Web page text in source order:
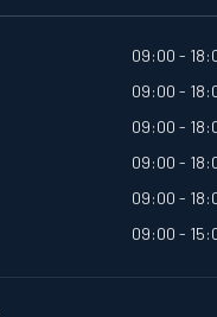
09:00 -
09:00 -
09:00 -
09:00 -
09:00 -
09:00 -